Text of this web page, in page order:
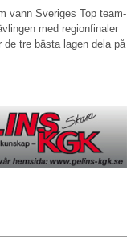
vann Sveriges Top team-
med regionfinaler
tre bästa lagen dela på